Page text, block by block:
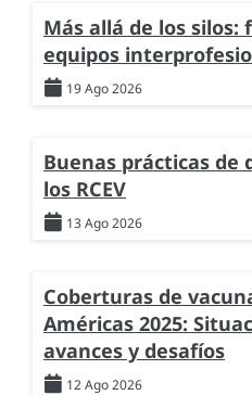
Más allá de los silos:
equipos
19 Ago 2026
Buenas prácticas de
los RCEV
13 Ago 2026
Coberturas de
Américas 2025:
avances y desafíos
12 Ago 2026